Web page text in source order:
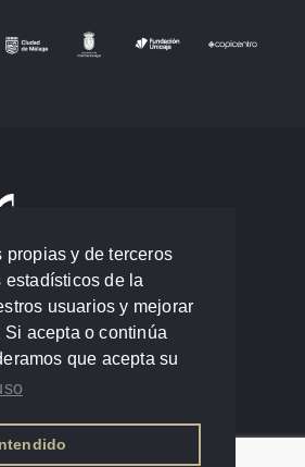
propias y de terceros
estadísticos de la
usuarios y mejorar
acepta o continúa
que acepta su